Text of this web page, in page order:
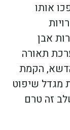
אותו
אבן
תאורה
הקמת
של 300 מ', הקמת מגדל שיפוט
זה טרם